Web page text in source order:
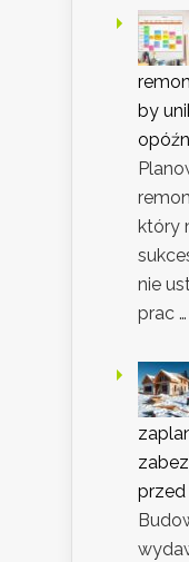
by
który
nie
prac …